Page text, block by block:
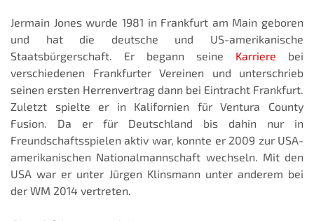
Jermain Jones wurde 1981 in Frankfurt am Main geboren
und hat die deutsche und US-amerikanische
Staatsbürgerschaft. Er begann seine Karriere bei
verschiedenen Frankfurter Vereinen und unterschrieb
seinen ersten Herrenvertrag dann bei Eintracht Frankfurt.
Zuletzt spielte er in Kalifornien für Ventura County
Fusion. Da er für Deutschland bis dahin nur in
Freundschaftsspielen aktiv war, konnte er 2009 zur USA-
amerikanischen Nationalmannschaft wechseln. Mit den
USA war er unter Jürgen Klinsmann unter anderem bei
der WM 2014 vertreten.